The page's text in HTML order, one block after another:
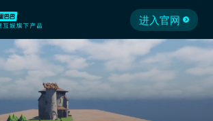
进入官网